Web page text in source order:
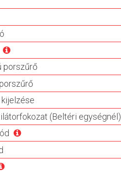
porszűrő
(Beltéri egységnél)